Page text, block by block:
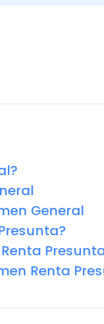
Presunta
Presunta
diferentes
que los